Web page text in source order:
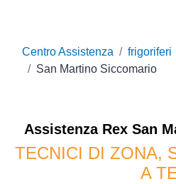
Centro Assistenza frigoriferi
San Martino Siccomario
Assistenza RexSan
TECNICI DI ZONA,
A